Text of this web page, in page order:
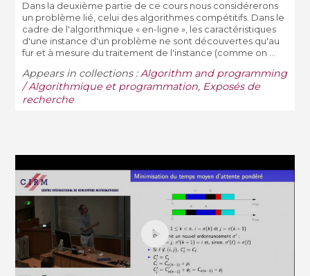
Dans la deuxième partie de ce cours nous considérerons
un problème lié, celui des algorithmes compétitifs. Dans le
cadre de l'algorithmique « en-ligne », les caractéristiques
d'une instance d'un problème ne sont découvertes qu'au
fur et à mesure du traitement de l'instance (comme on ...
Appears in collections :Algorithm and programming
/ Algorithmique et programmation, Exposés de
recherche